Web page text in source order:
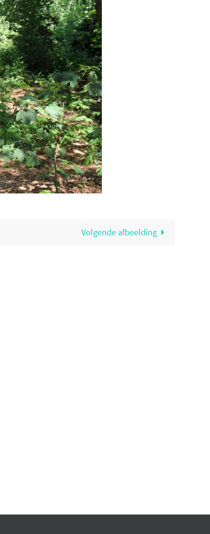
Volgende afbeelding